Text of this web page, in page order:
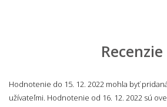
Recenzie
Hodnotenie do 15. 12. 2022 mohla byť
užívateľmi. Hodnotenie od 16. 12. 2022 sú